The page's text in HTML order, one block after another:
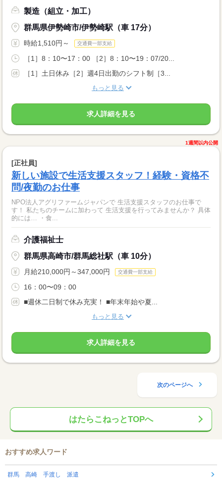
製造（組立・加工）
群馬県伊勢崎市/伊勢崎駅（車 17分）
時給1,510円～ 交通費一部支給
［1］8：10〜17：00 ［2］8：10〜19：07/20...
［1］土日休み［2］週4日出勤のシフト制［3...
もっと見る
求人詳細を見る
1週間以内公開
[正社員]
新しい施設で生活支援スタッフ！経験・資格不
問/夜勤のお仕事
NPO法人アグリファームジャパンで 生活支援スタッフのお仕事で
す！ 私たちのチームに加わって 生活支援を行ってみませんか？ 具体
的には… ・食...
介護福祉士
群馬県高崎市/群馬総社駅（車 10分）
月給210,000円～347,000円 交通費一部支給
16：00〜09：00
■週休二日制で休み充実！ ■年末年始や夏...
もっと見る
求人詳細を見る
次のページへ
はたらこねっとTOPへ
おすすめ求人ワード
群馬 高崎 手渡し 派遣